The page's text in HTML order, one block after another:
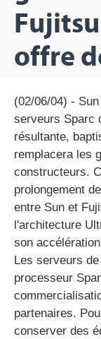
offre
(02/06/04) -
serveurs Sparc
résultante,
remplacera les
constructeurs.
prolongement
entre Sun et
l'architecture
son
Les serveurs
processeur
partenaires.
conserver des